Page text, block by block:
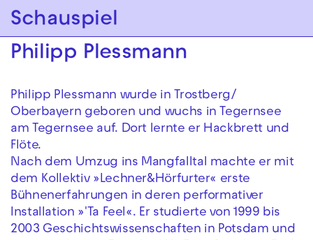
Zur Hauptnavigation springen
Zum Hauptinhalt springen Zum Footer springen
Schauspiel
Philipp Plessmann
Philipp Plessmann wurde in Trostberg/
Oberbayern geboren und wuchs in Tegernsee
am Tegernsee auf. Dort lernte er Hackbrett und
Flöte.
Nach dem Umzug ins Mangfalltal machte er mit
dem Kollektiv »Lechner&Hörfurter« erste
Bühnenerfahrungen in deren performativer
Installation »'Ta Feel«. Er studierte von 1999 bis
2003 Geschichtswissenschaften in Potsdam und